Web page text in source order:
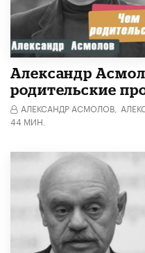
Александр
родительские
АЛЕКСАНДР АСМОЛОВ,
44 МИН.